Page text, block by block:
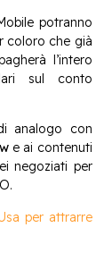
potranno
coloro che già
l’intero
sul conto
analogo con
e ai contenuti
negoziati per
per attrarre